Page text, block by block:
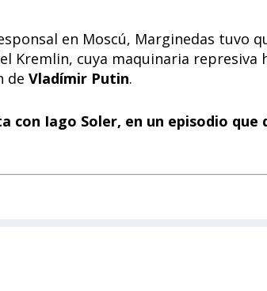
en Moscú, Marginedas tuvo
Kremlin, cuya maquinaria represiva
de Vladímir Putin.
con Iago Soler, en un episodio que